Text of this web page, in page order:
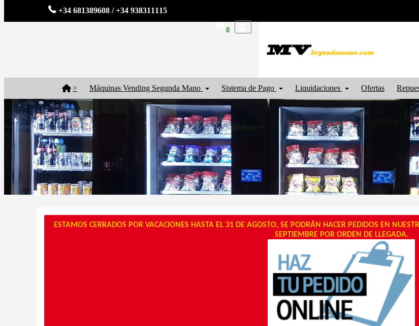
+34 681389608 / +34 938311115
0
> Máquinas Vending Segunda Mano Sistema de Pago Liquidaciones Ofertas
ESTAMOS CERRADOS POR VACACIONES HASTA EL 31 DE AGOSTO, SE PODRÁN HACER PEDIDOS EN
SEPTIEMBRE POR ORDEN DE LLEGADA.